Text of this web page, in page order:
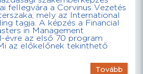
fellegvára a Corvinus Vezetés
mely az International
tagja. A képzés a Financial
in Management
évre az első 70 program
az előkelőnek tekinthető
Tovább